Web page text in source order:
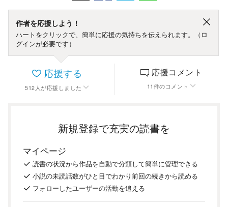
作者を応援しよう！
ハートをクリックで、簡単に応援の気持ちを伝えられます。（ロ
グインが必要です）
応援する
512 人が応援しました
応援コメント
11 件のコメント
新規登録で充実の読書を
マイページ
読書の状況から作品を自動で分類して簡単に管理できる
小説の未読話数がひと目でわかり前回の続きから読める
フォローしたユーザーの活動を追える